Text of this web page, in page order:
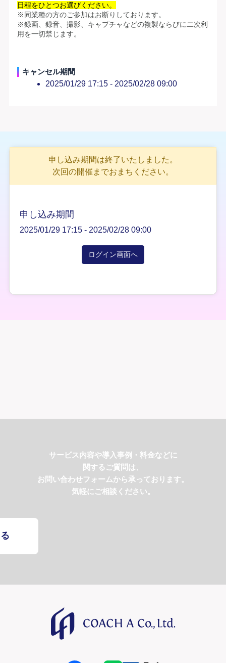
日程をひとつお選びください。
※録画、録音、撮影、キャプチャなどの複製ならびに二次利
用を一切禁じます。
キャンセル期間
2025/01/29 17:15 - 2025/02/28 09:00
申し込み期間は終了いたしました。
次回の開催までおまちください。
申し込み期間
2025/01/29 17:15 - 2025/02/28 09:00
ログイン画面へ
サービス内容や導入事例・料金などに
関するご質問は、
お問い合わせフォームから承っております。
気軽にご相談ください。